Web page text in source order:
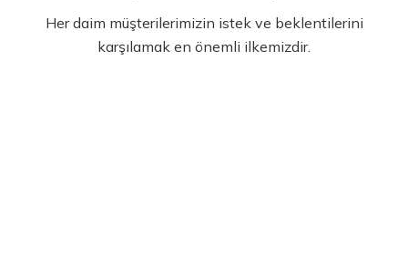
Her daim müşterilerimizin istek ve beklentilerini
karşılamak en önemli ilkemizdir.